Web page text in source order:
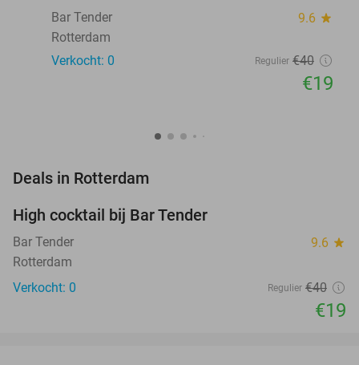
Bar Tender
9.6 star
Rotterdam
Verkocht: 0
Regulier €40
€19
Deals in Rotterdam
TODAY
High cocktail bij Bar Tender
Bar Tender 9.6 star
Rotterdam
Verkocht: 0
Regulier €40
€19